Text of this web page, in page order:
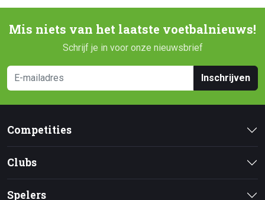
Mis niets van het laatste voetbalnieuws!
Schrijf je in voor onze nieuwsbrief
Inschrijven
Competities
Clubs
Spelers